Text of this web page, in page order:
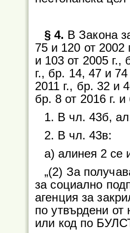
§ 4. В Закона
75 и 120 от 2002
и 103 от 2005 г.,
г., бр. 14, 47 и
2011 г., бр. 32 и
бр. 8 от 2016 г.
1. В чл. 43б,
2. В чл. 43в:
а) алинея 2 се
„(2) За
за социално
агенция за
по утвърдени от
или код по